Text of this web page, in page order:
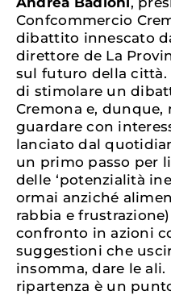
Confcommercio
dibattito innescato
direttore de La
sul futuro della città.
di stimolare un
Cremona e, dunque,
guardare con
lanciato dal
un primo passo per
delle ‘potenzialità
ormai anziché
rabbia e
confronto in azioni
suggestioni che
insomma, dare le
ripartenza è un